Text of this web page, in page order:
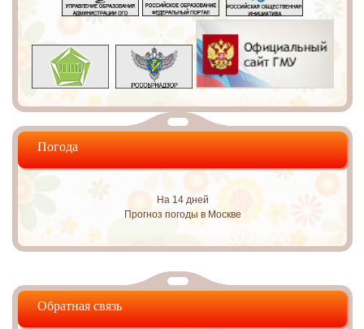
Погода
На 14 дней
Прогноз погоды в Москве
Обратная связь